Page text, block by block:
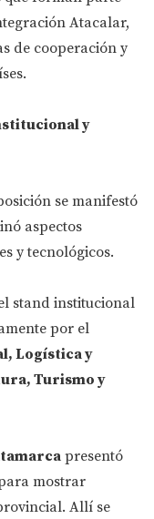
Atacalar,
de cooperación y
y
se manifestó
aspectos
y tecnológicos.
stand institucional
por el
Logística y
Turismo y
presentó
mostrar
Allí se